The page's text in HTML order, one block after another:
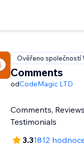
Ověřeno společností
Comments
odCodeMagic LTD
Comments,
Testimonials
3.31812